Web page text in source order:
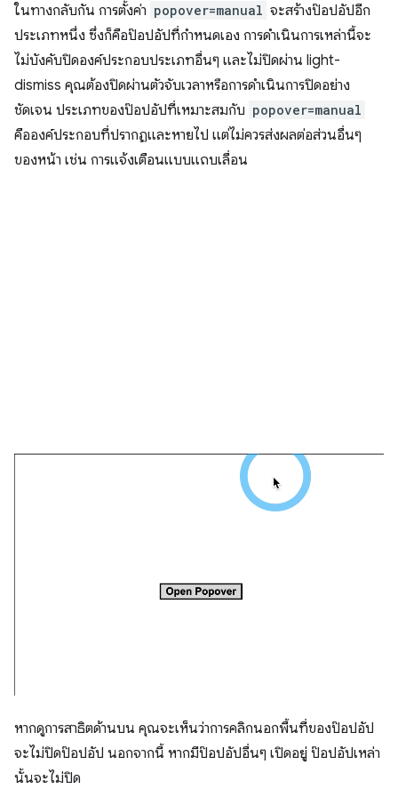
ในทางกลับกัน การตั้งค่า popover=manual จะสร้างป๊อปอัปอีก
ประเภทหนึ่ง ซึ่งก็คือป๊อปอัปที่กําหนดเอง การดำเนินการเหล่านี้จะ
ไม่บังคับปิดองค์ประกอบประเภทอื่นๆ และไม่ปิดผ่าน light-
dismiss คุณต้องปิดผ่านตัวจับเวลาหรือการดำเนินการปิดอย่าง
ชัดเจน ประเภทของป๊อปอัปที่เหมาะสมกับ popover=manual
คือองค์ประกอบที่ปรากฏและหายไป แต่ไม่ควรส่งผลต่อส่วนอื่นๆ
ของหน้า เช่น การแจ้งเตือนแบบแถบเลื่อน
หากดูการสาธิตด้านบน คุณจะเห็นว่าการคลิกนอกพื้นที่ของป๊อปอัป
จะไม่ปิดป๊อปอัป นอกจากนี้ หากมีป๊อปอัปอื่นๆ เปิดอยู่ ป๊อปอัปเหล่า
นั้นจะไม่ปิด